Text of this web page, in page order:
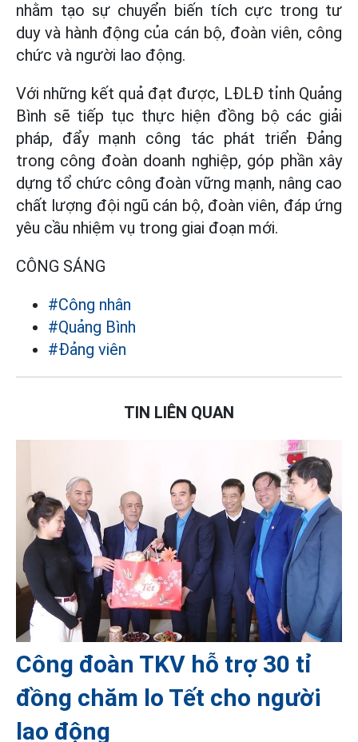
nhằm tạo sự chuyển biến tích cực trong tư
duy và hành động của cán bộ, đoàn viên, công
chức và người lao động.
Với những kết quả đạt được, LĐLĐ tỉnh Quảng
Bình sẽ tiếp tục thực hiện đồng bộ các giải
pháp, đẩy mạnh công tác phát triển Đảng
trong công đoàn doanh nghiệp, góp phần xây
dựng tổ chức công đoàn vững mạnh, nâng cao
chất lượng đội ngũ cán bộ, đoàn viên, đáp ứng
yêu cầu nhiệm vụ trong giai đoạn mới.
CÔNG SÁNG
#Công nhân
#Quảng Bình
#Đảng viên
TIN LIÊN QUAN
Công đoàn TKV hỗ trợ 30 tỉ
đồng chăm lo Tết cho người
lao động